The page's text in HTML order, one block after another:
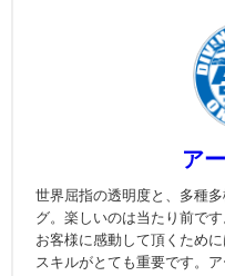
ア
世界屈指の透明度と、多種
グ。楽しいのは当たり前です
お客様に感動して頂くため
スキルがとても重要です。